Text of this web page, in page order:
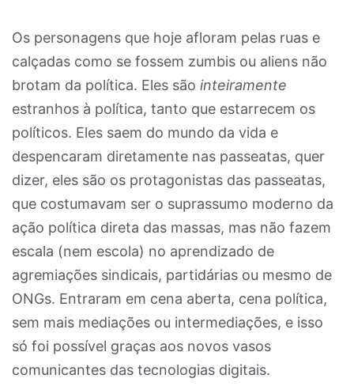
Os personagens que hoje afloram pelas ruas e
calçadas como se fossem zumbis ou aliens não
brotam da política. Eles são inteiramente
estranhos à política, tanto que estarrecem os
políticos. Eles saem do mundo da vida e
despencaram diretamente nas passeatas, quer
dizer, eles são os protagonistas das passeatas,
que costumavam ser o suprassumo moderno da
ação política direta das massas, mas não fazem
escala (nem escola) no aprendizado de
agremiações sindicais, partidárias ou mesmo de
ONGs. Entraram em cena aberta, cena política,
sem mais mediações ou intermediações, e isso
só foi possível graças aos novos vasos
comunicantes das tecnologias digitais.